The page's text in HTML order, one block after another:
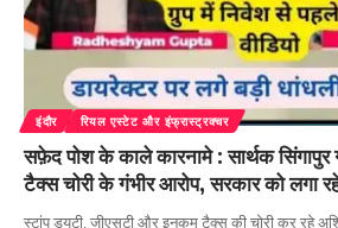
इंदौर रियल एस्टेट और इंफ्रास्ट्रक्चर
सफ़ेद पोश के काले कारनामे : सार्थक
टैक्स चोरी के गंभीर आरोप, सरकार को लगा
स्टांप ड्यूटी, जीएसटी और इनकम टैक्स की चोरी कर रहे